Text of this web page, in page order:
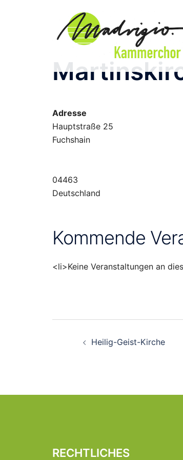
Adresse
Hauptstraße 25
Fuchshain
04463
Deutschland
Kommende
<li>Keine Veranstaltungen an
Heilig-Geist-Kirche
RECHTLICHES